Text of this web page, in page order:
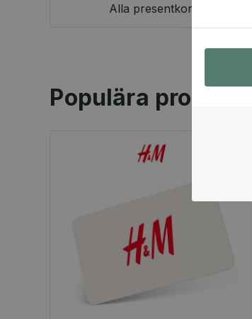
Alla presentkort
Populära produkter